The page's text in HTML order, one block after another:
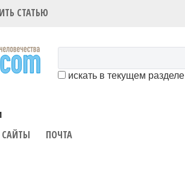
СТАТЬЮ
искать в текущем разделе
САЙТЫ ПОЧТА